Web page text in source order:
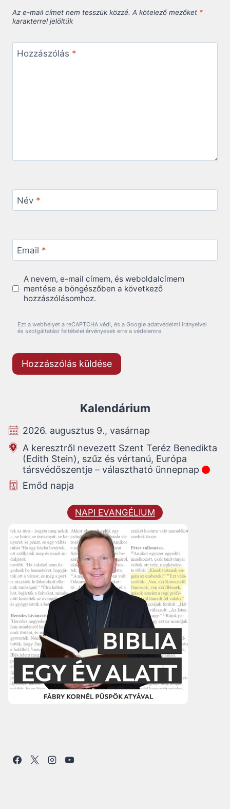
Az e-mail címet nem tesszük közzé. A kötelező mezőket *
karakterrel jelöltük
Hozzászólás *
Név *
Email *
A nevem, e-mail címem, és weboldalcímem
mentése a böngészőben a következő
hozzászólásomhoz.
Ezt a webhelyet a reCAPTCHA védi, és a Google adatvédelmi irányelvei
és szolgáltatási feltételei érvényesek erre a védelemre.
Kalendárium
2026. augusztus 9., vasárnap
A keresztről nevezett Szent Teréz Benedikta
(Edith Stein), szűz és vértanú, Európa
társvédőszentje – választható ünnepnap
Emőd napja
NAPI EVANGÉLIUM